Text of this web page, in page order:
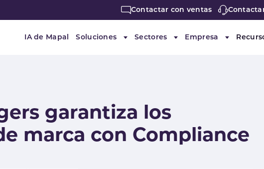
Contactar con ventas
IA de Mapal Soluciones
Submenu for "Soluciones"
Sectores
Submenu for "Sectores"
Empresa
Submenu
garantiza los
marca con Compliance